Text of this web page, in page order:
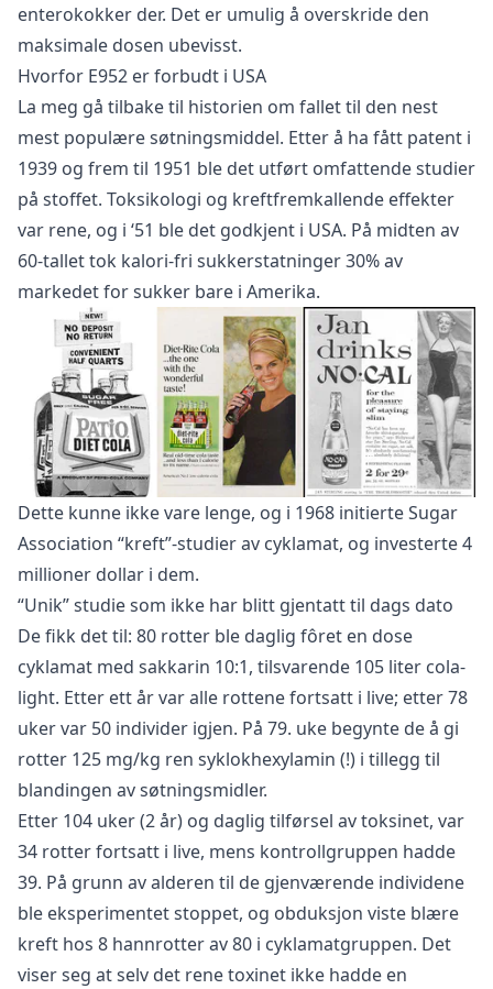
enterokokker der. Det er umulig å overskride den
maksimale dosen ubevisst.
Hvorfor E952 er forbudt i USA
La meg gå tilbake til historien om fallet til den nest
mest populære søtningsmiddel. Etter å ha fått patent i
1939 og frem til 1951 ble det utført omfattende studier
på stoffet. Toksikologi og kreftfremkallende effekter
var rene, og i ‘51 ble det godkjent i USA. På midten av
60-tallet tok kalori-fri sukkerstatninger 30% av
markedet for sukker bare i Amerika.
Dette kunne ikke vare lenge, og i 1968 initierte Sugar
Association “kreft”-studier av cyklamat, og investerte 4
millioner dollar i dem.
“Unik” studie som ikke har blitt gjentatt til dags dato
De fikk det til: 80 rotter ble daglig fôret en dose
cyklamat med sakkarin 10:1, tilsvarende 105 liter cola-
light. Etter ett år var alle rottene fortsatt i live; etter 78
uker var 50 individer igjen. På 79. uke begynte de å gi
rotter 125 mg/kg ren syklokhexylamin (!) i tillegg til
blandingen av søtningsmidler.
Etter 104 uker (2 år) og daglig tilførsel av toksinet, var
34 rotter fortsatt i live, mens kontrollgruppen hadde
39. På grunn av alderen til de gjenværende individene
ble eksperimentet stoppet, og obduksjon viste blære
kreft hos 8 hannrotter av 80 i cyklamatgruppen. Det
viser seg at selv det rene toxinet ikke hadde en